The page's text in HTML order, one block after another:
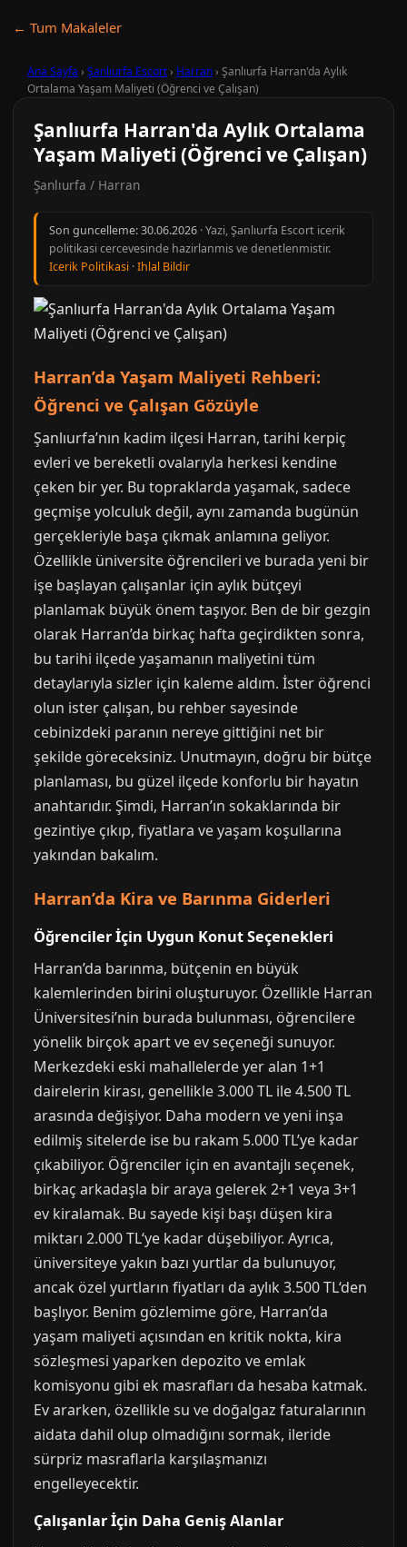
← Tum Makaleler
Ana Sayfa › Şanlıurfa Escort› Harran› Şanlıurfa Harran'da Aylık
Ortalama Yaşam Maliyeti (Öğrenci ve Çalışan)
Şanlıurfa Harran'da Aylık Ortalama
Yaşam Maliyeti (Öğrenci ve Çalışan)
Şanlıurfa / Harran
Son guncelleme:30.06.2026 · Yazi, Şanlıurfa Escort icerik
politikasi cercevesinde hazirlanmis ve denetlenmistir.
Icerik Politikasi ·Ihlal Bildir
Harran’da Yaşam Maliyeti Rehberi:
Öğrenci ve Çalışan Gözüyle
Şanlıurfa’nın kadim ilçesi Harran, tarihi kerpiç
evleri ve bereketli ovalarıyla herkesi kendine
çeken bir yer. Bu topraklarda yaşamak, sadece
geçmişe yolculuk değil, aynı zamanda bugünün
gerçekleriyle başa çıkmak anlamına geliyor.
Özellikle üniversite öğrencileri ve burada yeni bir
işe başlayan çalışanlar için aylık bütçeyi
planlamak büyük önem taşıyor. Ben de bir gezgin
olarak Harran’da birkaç hafta geçirdikten sonra,
bu tarihi ilçede yaşamanın maliyetini tüm
detaylarıyla sizler için kaleme aldım. İster öğrenci
olun ister çalışan, bu rehber sayesinde
cebinizdeki paranın nereye gittiğini net bir
şekilde göreceksiniz. Unutmayın, doğru bir bütçe
planlaması, bu güzel ilçede konforlu bir hayatın
anahtarıdır. Şimdi, Harran’ın sokaklarında bir
gezintiye çıkıp, fiyatlara ve yaşam koşullarına
yakından bakalım.
Harran’da Kira ve Barınma Giderleri
Öğrenciler İçin Uygun Konut Seçenekleri
Harran’da barınma, bütçenin en büyük
kalemlerinden birini oluşturuyor. Özellikle Harran
Üniversitesi’nin burada bulunması, öğrencilere
yönelik birçok apart ve ev seçeneği sunuyor.
Merkezdeki eski mahallelerde yer alan 1+1
dairelerin kirası, genellikle 3.000 TL ile 4.500 TL
arasında değişiyor. Daha modern ve yeni inşa
edilmiş sitelerde ise bu rakam 5.000 TL’ye kadar
çıkabiliyor. Öğrenciler için en avantajlı seçenek,
birkaç arkadaşla bir araya gelerek 2+1 veya 3+1
ev kiralamak. Bu sayede kişi başı düşen kira
miktarı 2.000 TL‘ye kadar düşebiliyor. Ayrıca,
üniversiteye yakın bazı yurtlar da bulunuyor,
ancak özel yurtların fiyatları da aylık 3.500 TL‘den
başlıyor. Benim gözlemime göre, Harran’da
yaşam maliyeti açısından en kritik nokta, kira
sözleşmesi yaparken depozito ve emlak
komisyonu gibi ek masrafları da hesaba katmak.
Ev ararken, özellikle su ve doğalgaz faturalarının
aidata dahil olup olmadığını sormak, ileride
sürpriz masraflarla karşılaşmanızı
engelleyecektir.
Çalışanlar İçin Daha Geniş Alanlar